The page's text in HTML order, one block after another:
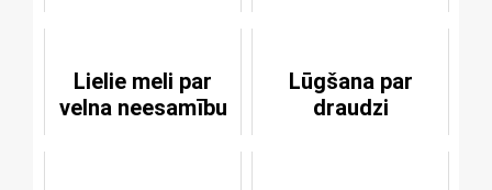
Lielie meli par
velna neesamību
Lūgšana par
draudzi